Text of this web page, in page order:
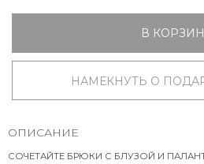
В
НАМЕКНУТЬ О
ОПИСАНИЕ
СОЧЕТАЙТЕ БРЮКИ С БЛУЗОЙ И